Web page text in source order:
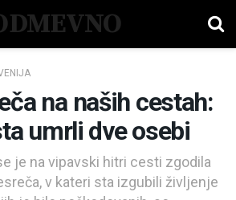
na naših cestah:
umrli dve osebi
je na vipavski hitri cesti zgodila
v kateri sta izgubili življenje